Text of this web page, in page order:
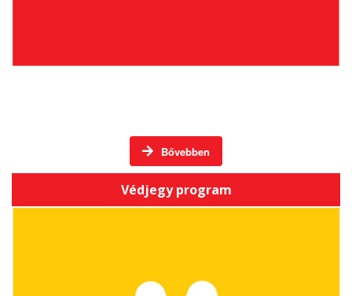
Bővebben
Védjegy program